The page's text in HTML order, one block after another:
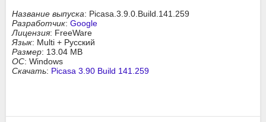
Название выпуска: Picasa.3.9.0.Build.141.259
Разработчик: Google
Лицензия: FreeWare
Язык: Multi + Русский
Размер: 13.04 MB
ОС: Windows
Скачать: Picasa 3.90 Build 141.259